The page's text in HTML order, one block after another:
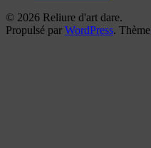
© 2026 Reliure d'art dare.
Propulsé par WordPress. Thème